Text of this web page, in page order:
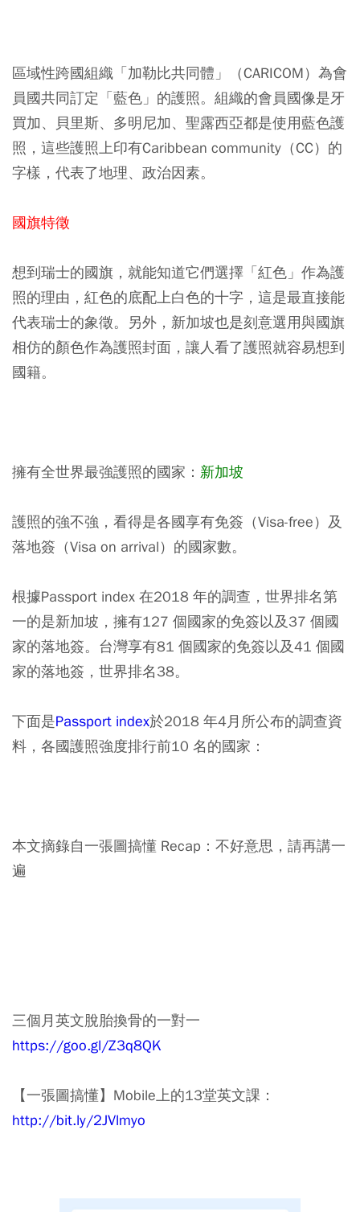
區域性跨國組織「加勒比共同體」（CARICOM）為會
員國共同訂定「藍色」的護照。組織的會員國像是牙
買加、貝里斯、多明尼加、聖露西亞都是使用藍色護
照，這些護照上印有Caribbean community（CC）的
字樣，代表了地理、政治因素。
國旗特徵
想到瑞士的國旗，就能知道它們選擇「紅色」作為護
照的理由，紅色的底配上白色的十字，這是最直接能
代表瑞士的象徵。另外，新加坡也是刻意選用與國旗
相仿的顏色作為護照封面，讓人看了護照就容易想到
國籍。
擁有全世界最強護照的國家： 新加坡
護照的強不強，看得是各國享有免簽（Visa-free）及
落地簽（Visa on arrival）的國家數。
根據Passport index 在2018 年的調查，世界排名第
一的是新加坡，擁有127 個國家的免簽以及37 個國
家的落地簽。 台灣享有81 個國家的免簽以及41 個國
家的落地簽，世界排名38。
下面是Passport index於2018 年4月所公布的調查資
料，各國護照強度排行前10 名的國家：
本文摘錄自一張圖搞懂 Recap：不好意思，請再講一
遍
三個月英文脫胎換骨的一對一
https://goo.gl/Z3q8QK
【一張圖搞懂】Mobile上的13堂英文課：
http://bit.ly/2JVlmyo